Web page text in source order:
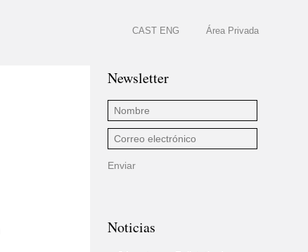
CAST ENG Área Privada
Newsletter
Noticias